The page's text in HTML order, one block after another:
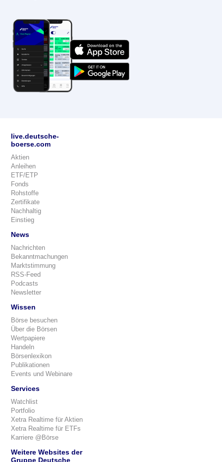
live.deutsche-
boerse.com
Aktien
Anleihen
ETF/ETP
Fonds
Rohstoffe
Zertifikate
Nachhaltig
Einstieg
News
Nachrichten
Bekanntmachungen
Marktstimmung
RSS-Feed
Podcasts
Newsletter
Wissen
Börse besuchen
Über die Börsen
Wertpapiere
Handeln
Börsenlexikon
Publikationen
Events und Webinare
Services
Watchlist
Portfolio
Xetra Realtime für Aktien
Xetra Realtime für ETFs
Karriere @Börse
Weitere Websites der
Gruppe Deutsche